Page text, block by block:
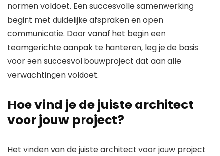
normen voldoet. Een succesvolle samenwerking
begint met duidelijke afspraken en open
communicatie. Door vanaf het begin een
teamgerichte aanpak te hanteren, leg je de basis
voor een succesvol bouwproject dat aan alle
verwachtingen voldoet.
Hoe vind je de juiste architect
voor jouw project?
Het vinden van de juiste architect voor jouw project